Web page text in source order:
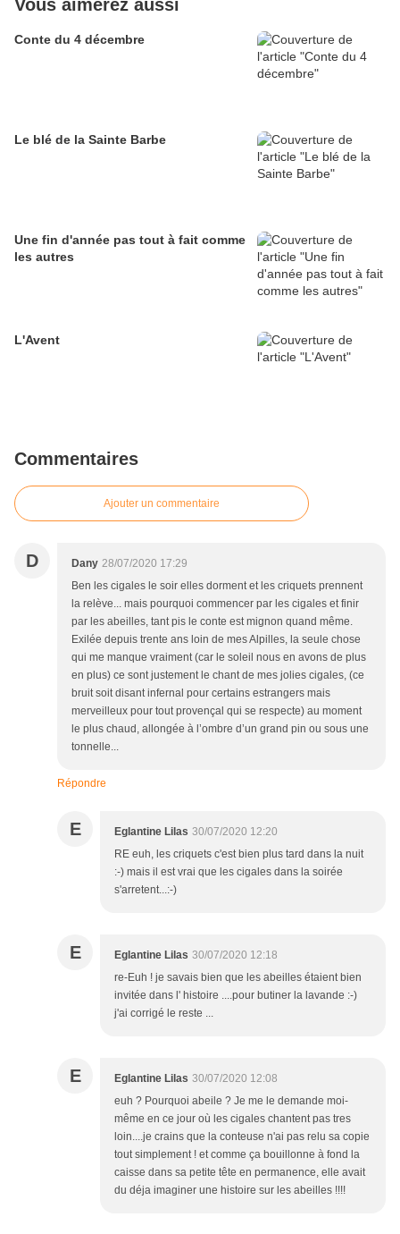
Vous aimerez aussi
Conte du 4 décembre
Le blé de la Sainte Barbe
Une fin d'année pas tout à fait comme
les autres
L'Avent
Commentaires
Ajouter un commentaire
D Dany 28/07/2020 17:29
Ben les cigales le soir elles dorment et les criquets prennent
la relève... mais pourquoi commencer par les cigales et finir
par les abeilles, tant pis le conte est mignon quand même.
Exilée depuis trente ans loin de mes Alpilles, la seule chose
qui me manque vraiment (car le soleil nous en avons de plus
en plus) ce sont justement le chant de mes jolies cigales, (ce
bruit soit disant infernal pour certains estrangers mais
merveilleux pour tout provençal qui se respecte) au moment
le plus chaud, allongée à l’ombre d’un grand pin ou sous une
tonnelle...
Répondre
E Eglantine Lilas 30/07/2020 12:20
RE euh, les criquets c'est bien plus tard dans la nuit
:-) mais il est vrai que les cigales dans la soirée
s'arretent...:-)
E Eglantine Lilas 30/07/2020 12:18
re-Euh ! je savais bien que les abeilles étaient bien
invitée dans l' histoire ....pour butiner la lavande :-)
j'ai corrigé le reste ...
E Eglantine Lilas 30/07/2020 12:08
euh ? Pourquoi abeile ? Je me le demande moi-
même en ce jour où les cigales chantent pas tres
loin....je crains que la conteuse n'ai pas relu sa copie
tout simplement ! et comme ça bouillonne à fond la
caisse dans sa petite tête en permanence, elle avait
du déja imaginer une histoire sur les abeilles !!!!